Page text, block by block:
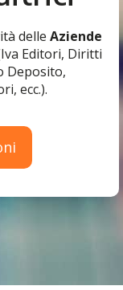
delle Aziende
Editori, Diritti
Deposito,
ecc.).